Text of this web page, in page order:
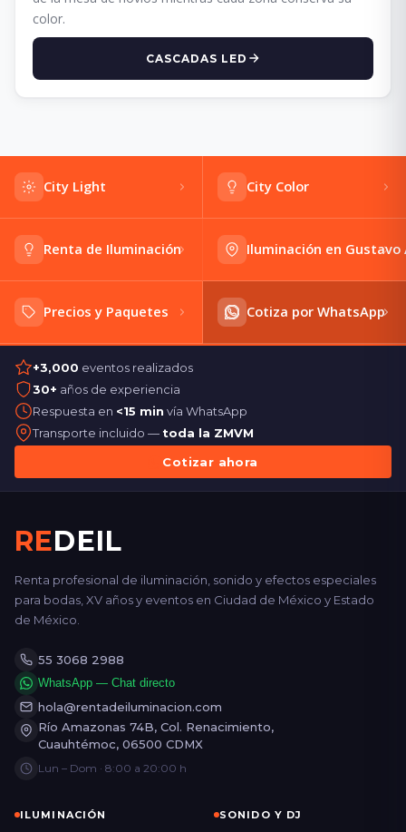
color.
CASCADAS LED
City Light City Color
Renta de Iluminación Iluminación en Gustavo
Precios y Paquetes Cotiza por WhatsApp
+3,000 eventos realizados
30+ años de experiencia
Respuesta en <15 min vía WhatsApp
Transporte incluido — toda la ZMVM
Cotizar ahora
REDEIL
Renta profesional de iluminación, sonido y efectos especiales
para bodas, XV años y eventos en Ciudad de México y Estado
de México.
55 3068 2988
WhatsApp — Chat directo
hola@rentadeiluminacion.com
Río Amazonas 74B, Col. Renacimiento,
Cuauhtémoc, 06500 CDMX
Lun – Dom · 8:00 a 20:00 h
ILUMINACIÓN SONIDO Y DJ